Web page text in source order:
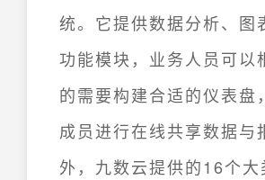
统。它提供数据分析、图
功能模块，业务人员可以
的需要构建合适的仪表盘
成员进行在线共享数据与
外，九数云提供的16个大